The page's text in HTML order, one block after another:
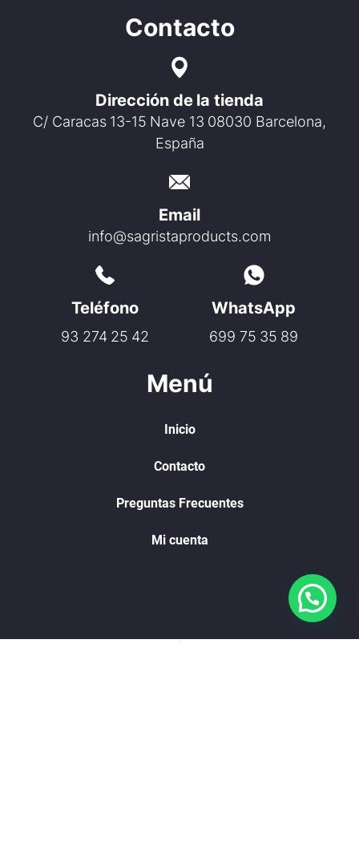
Contacto
Dirección de la tienda
C/ Caracas 13-15 Nave 13 08030 Barcelona,
España
Email
info@sagristaproducts.com
Teléfono
93 274 25 42
WhatsApp
699 75 35 89
Menú
Inicio
Contacto
Preguntas Frecuentes
Mi cuenta